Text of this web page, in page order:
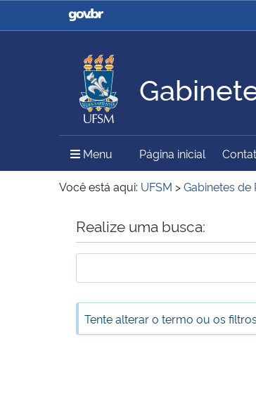
Casa Civil
Ministério
Ministério da Agricultura,
Pecuária e Abastecimento
Ministério da
Ministério do Meio Ambiente Ministério
Menu Menu Principal do Sítio
Página inicial
Você está aqui: UFSM >Gabinetes de
Início do conteúdo
Realize uma busca:
Tente alterar o termo ou os